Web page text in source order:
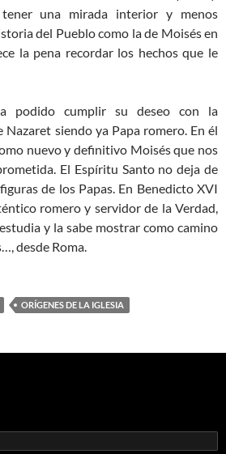
una mirada interior y menos
del Pueblo como la de Moisés en
la pena recordar los hechos que le
podido cumplir su deseo con la
Nazaret siendo ya Papa romero. En él
nuevo y definitivo Moisés que nos
El Espíritu Santo no deja de
de los Papas. En Benedicto XVI
romero y servidor de la Verdad,
y la sabe mostrar como camino
desde Roma.
ORÍGENES DE LA IGLESIA